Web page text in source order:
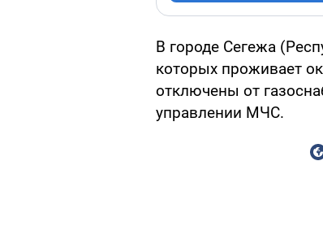
В городе Сегежа
которых проживает
отключены от
управлении МЧС.